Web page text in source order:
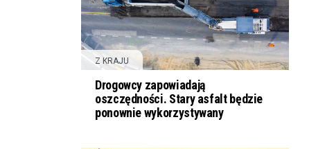
Z KRAJU
Drogowcy zapowiadają
oszczędności. Stary asfalt będzie
ponownie wykorzystywany